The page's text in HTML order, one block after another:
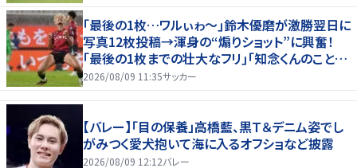
｢最後の1枚…ワルぃゎ〜｣鈴木優磨が激勝翌日に
写真12枚投稿→渾身の“煽りショット”に興奮！
｢最後の1枚までの壮大なフリ｣｢知念くんのことど
んだけ好きなんよｗ｣
2026/08/09 11:35サッカー
【バレー】「目の保養」高橋藍、黒Ｔ＆デニム姿でし
がみつく愛犬抱いて海に入るオフショなど披露
2026/08/09 12:12バレー